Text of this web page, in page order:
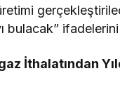
bulacak”
İthalatından